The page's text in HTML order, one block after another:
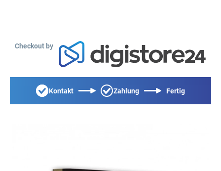
Checkout by
Kontakt Zahlung Fertig